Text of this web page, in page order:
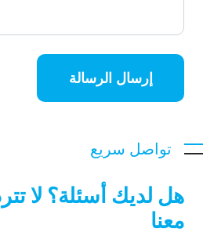
إرسال الرسالة
تواصل سريع
هل لديك أسئلة؟ لا
معنا